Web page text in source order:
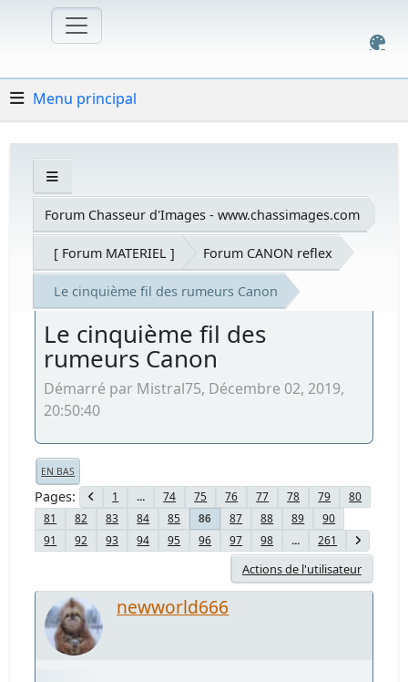
Menu principal
Forum Chasseur d'Images - www.chassimages.com
[ Forum MATERIEL ] Forum CANON reflex
Le cinquième fil des rumeurs Canon
Le cinquième fil des
rumeurs Canon
Démarré par Mistral75, Décembre 02, 2019,
20:50:40
EN BAS
Pages 1 ... 74 75 76 77 78 79
80
81
82 83 84 85 86 87 88 89
90
91
92 93 94 95 96 97 98 ... 261
Actions de l'utilisateur
newworld666